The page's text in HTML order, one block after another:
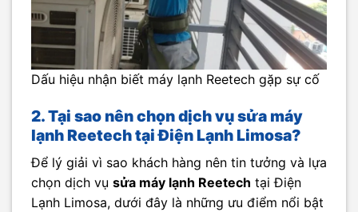
Dấu hiệu nhận biết máy lạnh Reetech gặp sự cố
2. Tại sao nên chọn dịch vụ sửa máy
lạnh Reetech tại Điện Lạnh Limosa?
Để lý giải vì sao khách hàng nên tin tưởng và lựa
chọn dịch vụ sửa máy lạnh Reetech tại Điện
Lạnh Limosa, dưới đây là những ưu điểm nổi bật